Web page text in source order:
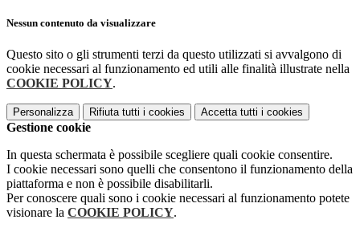
Nessun contenuto da visualizzare
Questo sito o gli strumenti terzi da questo utilizzati si avvalgono di
cookie necessari al funzionamento ed utili alle finalità illustrate nella
COOKIE POLICY.
Personalizza Rifiuta tutti i cookies Accetta tutti i cookies
Gestione cookie
In questa schermata è possibile scegliere quali cookie consentire.
I cookie necessari sono quelli che consentono il funzionamento della
piattaforma e non è possibile disabilitarli.
Per conoscere quali sono i cookie necessari al funzionamento potete
visionare la COOKIE POLICY.